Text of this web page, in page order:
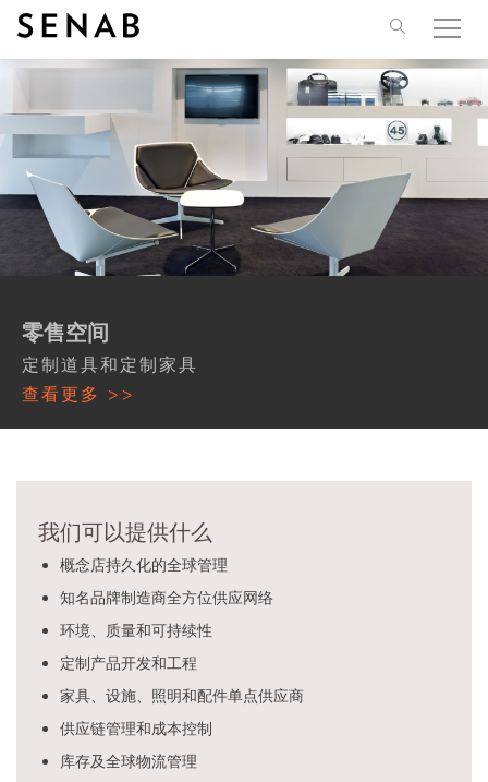
Skip to content
零售空间
定制道具和定制家具
查看更多 >>
我们可以提供什么
概念店持久化的全球管理
知名品牌制造商全方位供应网络
环境、质量和可持续性
定制产品开发和工程
家具、设施、照明和配件单点供应商
供应链管理和成本控制
库存及全球物流管理